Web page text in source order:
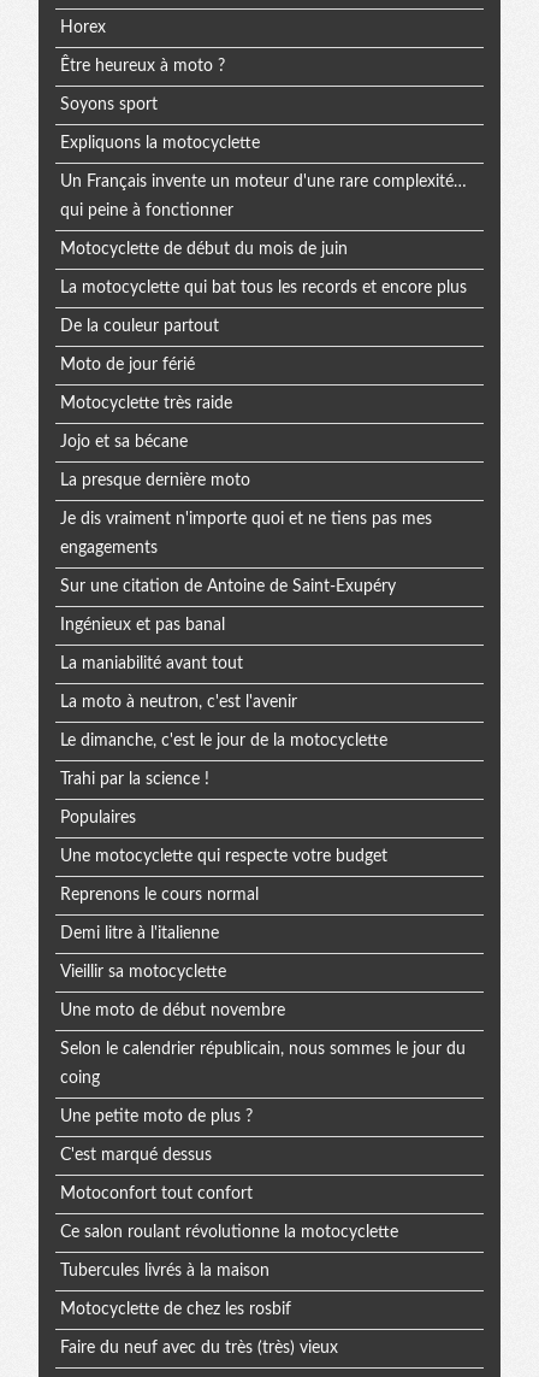
Horex
Être heureux à moto ?
Soyons sport
Expliquons la motocyclette
Un Français invente un moteur d'une rare complexité…
qui peine à fonctionner
Motocyclette de début du mois de juin
La motocyclette qui bat tous les records et encore plus
De la couleur partout
Moto de jour férié
Motocyclette très raide
Jojo et sa bécane
La presque dernière moto
Je dis vraiment n'importe quoi et ne tiens pas mes
engagements
Sur une citation de Antoine de Saint-Exupéry
Ingénieux et pas banal
La maniabilité avant tout
La moto à neutron, c'est l'avenir
Le dimanche, c'est le jour de la motocyclette
Trahi par la science !
Populaires
Une motocyclette qui respecte votre budget
Reprenons le cours normal
Demi litre à l'italienne
Vieillir sa motocyclette
Une moto de début novembre
Selon le calendrier républicain, nous sommes le jour du
coing
Une petite moto de plus ?
C'est marqué dessus
Motoconfort tout confort
Ce salon roulant révolutionne la motocyclette
Tubercules livrés à la maison
Motocyclette de chez les rosbif
Faire du neuf avec du très (très) vieux